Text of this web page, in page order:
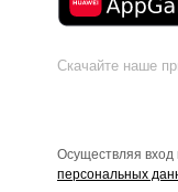
Скачайте наше
Осуществляя
персональных